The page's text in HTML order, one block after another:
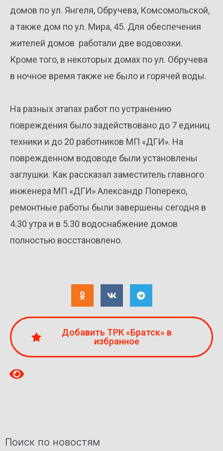
домов по ул. Янгеля, Обручева, Комсомольской,
а также дом по ул. Мира, 45. Для обеспечения
жителей домов работали две водовозки.
Кроме того, в некоторых домах по ул. Обручева
в ночное время также не было и горячей воды.
На разных этапах работ по устранению
повреждения было задействовано до 7 единиц
техники и до 20 работников МП «ДГИ». На
поврежденном водоводе были установлены
заглушки. Как рассказал заместитель главного
инженера МП «ДГИ» Александр Попереко,
ремонтные работы были завершены сегодня в
4.30 утра и в 5.30 водоснабжение домов
полностью восстановлено.
Добавить ТРК «Братск» в
избранное
Поиск по новостям